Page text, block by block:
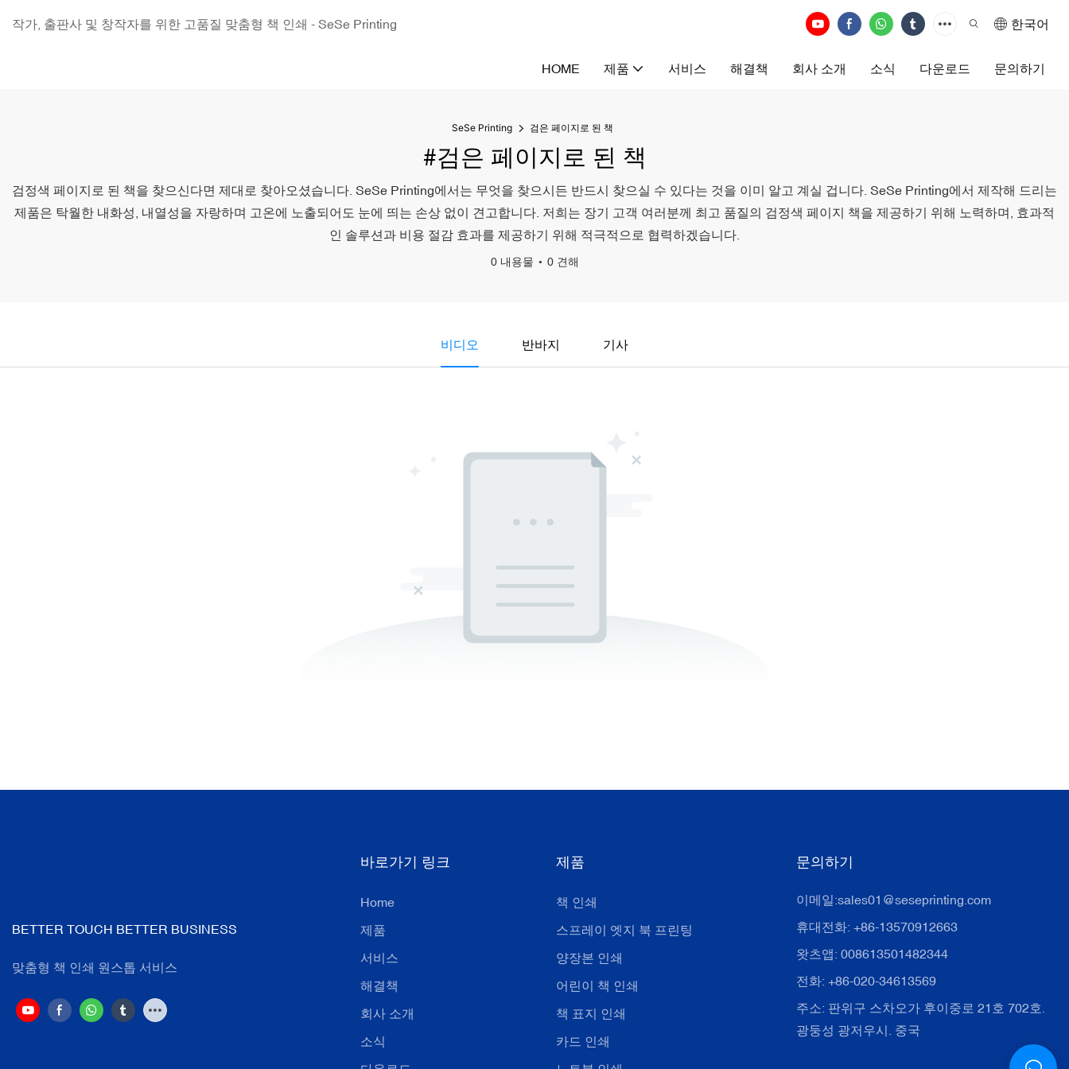
작가, 출판사 및 창작자를 위한 고품질 맞춤형 책 인쇄 - SeSe Printing 한국어
HOME 제품 서비스 해결책 회사 소개 소식 다운로드 문의하기
SeSe Printing 검은 페이지로 된 책
#검은 페이지로 된 책
검정색 페이지로 된 책을 찾으신다면 제대로 찾아오셨습니다. SeSe Printing에서는 무엇을 찾으시든 반드시 찾으실 수 있다는 것을 이미 알고 계실 겁니다. SeSe Printing에서 제작해 드리는
제품은 탁월한 내화성, 내열성을 자랑하며 고온에 노출되어도 눈에 띄는 손상 없이 견고합니다. 저희는 장기 고객 여러분께 최고 품질의 검정색 페이지 책을 제공하기 위해 노력하며, 효과적
인 솔루션과 비용 절감 효과를 제공하기 위해 적극적으로 협력하겠습니다.
0 내용물 0 견해
비디오 반바지 기사
BETTER TOUCH BETTER BUSINESS
맞춤형 책 인쇄 원스톱 서비스
바로가기 링크
Home
제품
서비스
해결책
회사 소개
소식
제품
책 인쇄
스프레이 엣지 북 프린팅
양장본 인쇄
어린이 책 인쇄
책 표지 인쇄
카드 인쇄
문의하기
이메일:sales01@seseprinting.com
휴대전화: +86-13570912663
왓츠앱: 008613501482344
전화: +86-020-34613569
주소: 판위구 스차오가 후이중로 21호 702호.
광둥성 광저우시. 중국